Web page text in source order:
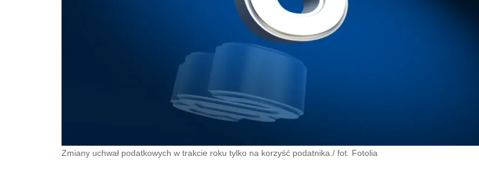
Zmiany uchwał podatkowych w trakcie roku tylko na korzyść podatnika./ fot. Fotolia